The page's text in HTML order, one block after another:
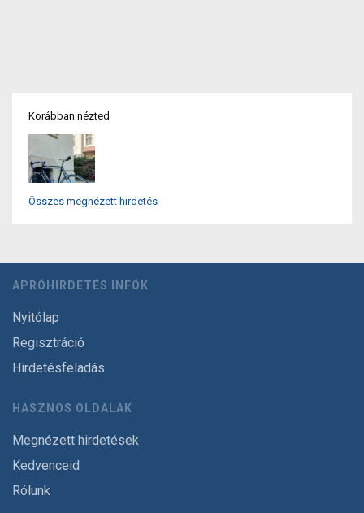
Korábban nézted
Összes megnézett hirdetés
APRÓHIRDETÉS INFÓK
Nyitólap
Regisztráció
Hirdetésfeladás
HASZNOS OLDALAK
Megnézett hirdetések
Kedvenceid
Rólunk